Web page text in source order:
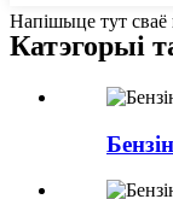
Напішыце тут сваё
Катэгорыі